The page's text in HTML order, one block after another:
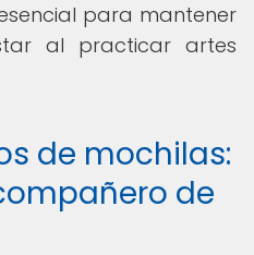
para mantener
al practicar artes
de mochilas:
de